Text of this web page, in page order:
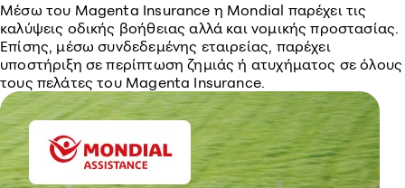
Μέσω του Magenta Insurance η Mondial παρέχει τις
καλύψεις οδικής βοήθειας αλλά και νομικής προστασίας.
Επίσης, μέσω συνδεδεμένης εταιρείας, παρέχει
υποστήριξη σε περίπτωση ζημιάς ή ατυχήματος σε όλους
τους πελάτες του Magenta Insurance.